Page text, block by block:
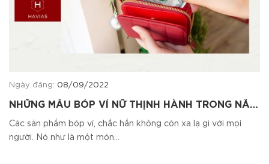
Ngày đăng: 08/09/2022
NHỮNG MẪU BÓP VÍ NỮ THỊNH HÀNH TRONG NĂM
2022
Các sản phẩm bóp ví, chắc hẳn không còn xa lạ gì với mọi
người. Nó như là một món...